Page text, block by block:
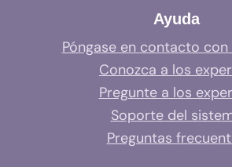
Ayuda
Póngase en contacto
Conozca a los
Pregunte a los
Soporte del
Preguntas